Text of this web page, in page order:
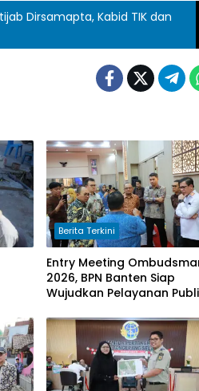
Dirsamapta, Kabid TIK dan
Berita Terkini
Entry Meeting
2026, BPN Banten Siap
Wujudkan Pelayanan
Masyarakat